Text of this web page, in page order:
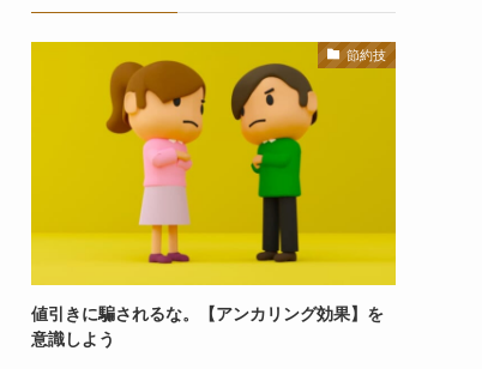
節約技
値引きに騙されるな。【アンカリング効果】を
意識しよう